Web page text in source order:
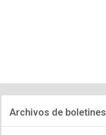
Archivos de boletines